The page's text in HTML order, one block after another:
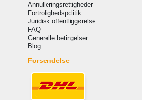
Annulleringsrettigheder
Fortrolighedspolitik
Juridisk offentliggørelse
FAQ
Generelle betingelser
Blog
Forsendelse